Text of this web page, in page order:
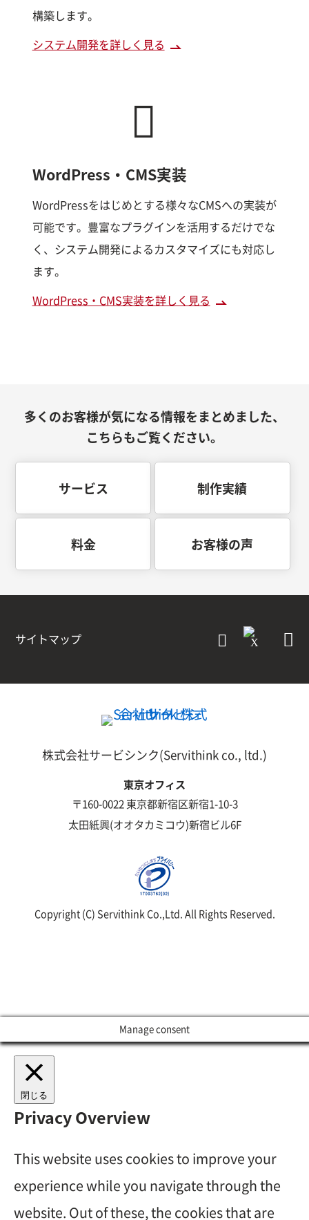
構築します。
システム開発を詳しく見る
WordPress・CMS実装
WordPressをはじめとする様々なCMSへの実装が
可能です。豊富なプラグインを活用するだけでな
く、システム開発によるカスタマイズにも対応し
ます。
WordPress・CMS実装を詳しく見る
多くのお客様が気になる情報をまとめました、
こちらもご覧ください。
サービス 制作実績
料金 お客様の声
サイトマップ
株式会社サービシンク(Servithink co., ltd.)
東京オフィス
〒160-0022 東京都新宿区新宿1-10-3
太田紙興(オオタカミコウ)新宿ビル6F
Copyright (C) Servithink Co.,Ltd. All Rights Reserved.
Manage consent
閉じる
Privacy Overview
This website uses cookies to improve your
experience while you navigate through the
website. Out of these, the cookies that are